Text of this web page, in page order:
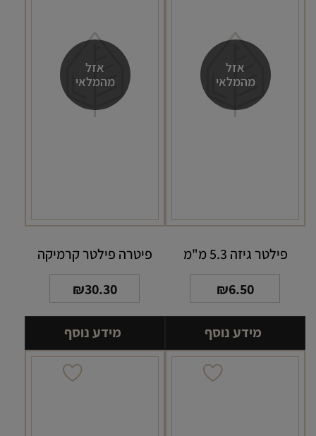
אזל
מהמלאי
פילטר גיזה 5.3 מ"מ
₪6.50
מידע נוסף
אזל
מהמלאי
פיטרה פילטר קרמיקה
₪30.30
מידע נוסף